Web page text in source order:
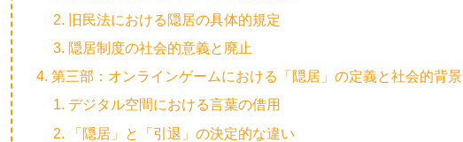
旧民法における隠居の具体的規定
隠居制度の社会的意義と廃止
第三部：オンラインゲームにおける「隠居」の定義と社会的背景
デジタル空間における言葉の借用
「隠居」と「引退」の決定的な違い